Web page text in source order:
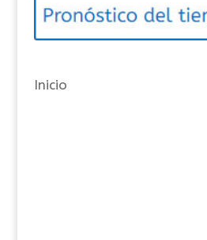
í
s
Inicio